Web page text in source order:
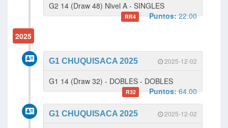
G2 14 (Draw 48) Nivel A - SINGLES
RR4 Puntos:22.00
2025
2025-12-02
G1 CHUQUISACA 2025
G1 14 (Draw 32) - DOBLES - DOBLES
R32 Puntos:64.00
2025-12-02
G1 CHUQUISACA 2025